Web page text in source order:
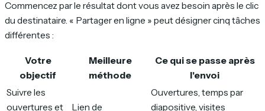
Commencez par le résultat dont vous avez besoin après le clic
du destinataire. « Partager en ligne » peut désigner cinq tâches
différentes :
Votre
objectif
Meilleure
méthode
Ce qui se passe après
l'envoi
Suivre les
ouvertures et
Lien de
Ouvertures, temps par
diapositive, visites